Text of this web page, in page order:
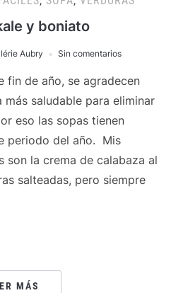
y boniato
Aubry Sin comentarios
fin de año, se agradecen
más saludable para eliminar
eso las sopas tienen
periodo del año. Mis
son la crema de calabaza al
salteadas, pero siempre
MÁS